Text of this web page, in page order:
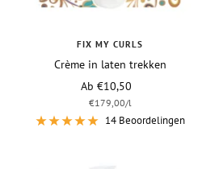
FIX MY CURLS
Crème in laten trekken
Vraagprijs
Ab €10,50
€179,00/l
14 Beoordelingen